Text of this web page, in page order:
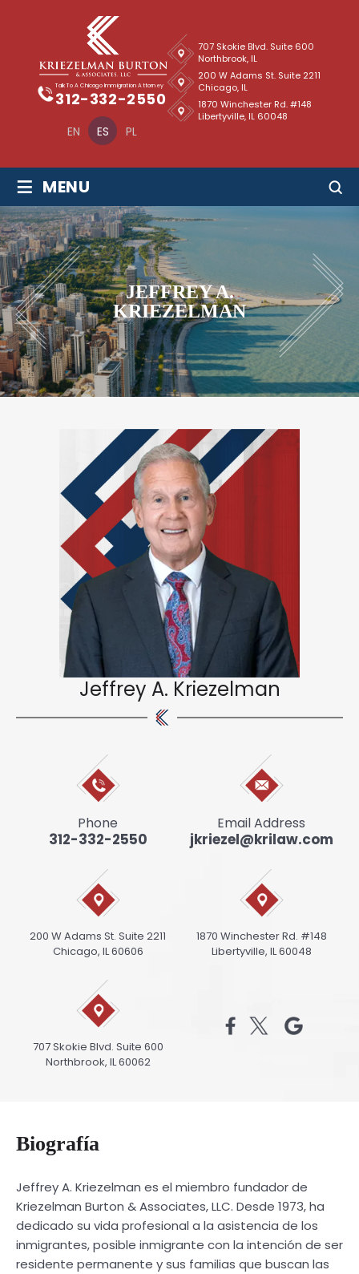
EN ES PL
Talk To A Chicago Immigration Attorney
312-332-2550
707 Skokie Blvd. Suite 600
Northbrook, IL
1870 Winchester Rd. #148
Libertyville, IL 60048
200 W Adams St. Suite 2211
Chicago, IL
≡ MENU
JEFFREY A.
KRIEZELMAN
Jeffrey A. Kriezelman
Phone
312-332-2550
Email Address
jkriezel@krilaw.com
200 W Adams St. Suite 2211
Chicago, IL 60606
1870 Winchester Rd. #148
Libertyville, IL 60048
707 Skokie Blvd. Suite 600
Northbrook, IL 60062
Biografía
Jeffrey A. Kriezelman es el miembro fundador de
Kriezelman Burton & Associates, LLC. Desde 1973, ha
dedicado su vida profesional a la asistencia de los
inmigrantes, posible inmigrante con la intención de ser
residente permanente y sus familias que buscan las